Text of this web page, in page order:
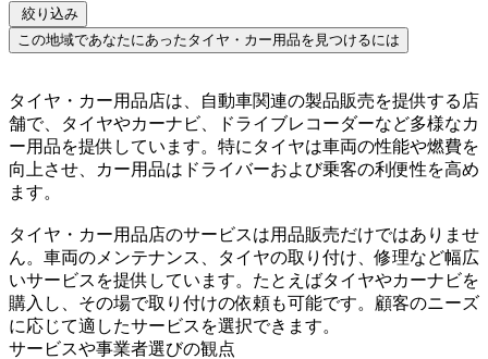
絞り込み
この地域であなたにあったタイヤ・カー用品を見つけるには
タイヤ・カー用品店は、自動車関連の製品販売を提供する店
舗で、タイヤやカーナビ、ドライブレコーダーなど多様なカ
ー用品を提供しています。特にタイヤは車両の性能や燃費を
向上させ、カー用品はドライバーおよび乗客の利便性を高め
ます。
タイヤ・カー用品店のサービスは用品販売だけではありませ
ん。車両のメンテナンス、タイヤの取り付け、修理など幅広
いサービスを提供しています。たとえばタイヤやカーナビを
購入し、その場で取り付けの依頼も可能です。顧客のニーズ
に応じて適したサービスを選択できます。
サービスや事業者選びの観点